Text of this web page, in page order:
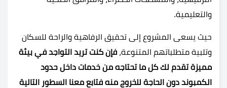
والتعليمية.
حيث يسعى المشروع إلى تحقيق الرفاهية والراحة للسكان
وتلبية متطلباتهم المتنوعة، فإن كنت تريد التواجد في بيئة
مميزة تقدم لك كل ما تحتاجه من خدمات داخل حدود
الكمبوند دون الحاجة للخروج منه فتابع معنا السطور التالية